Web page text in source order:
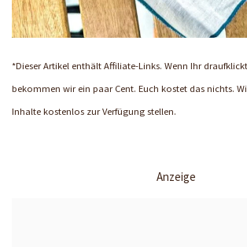
*Dieser Artikel enthält Affiliate-Links. Wenn Ihr
bekommen wir ein paar Cent. Euch kostet das nichts.
Inhalte kostenlos zur Verfügung stellen.
Anzeige